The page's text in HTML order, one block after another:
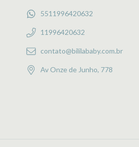
5511996420632
11996420632
contato@bililababy.com.br
Av Onze de Junho, 778